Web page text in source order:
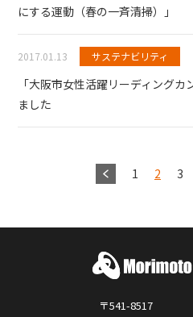
にする運動（春の一斉清掃）」
2017.01.13 サステナビリティ
「大阪市女性活躍リーディング
ました
1 2 3
〒541-8517